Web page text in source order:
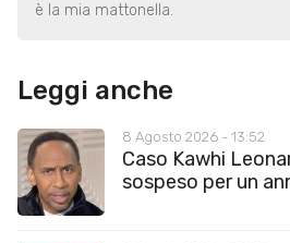
è la mia mattonella.
Leggi anche
8 Agosto 2026 - 13:52
Caso Kawhi
sospeso per un